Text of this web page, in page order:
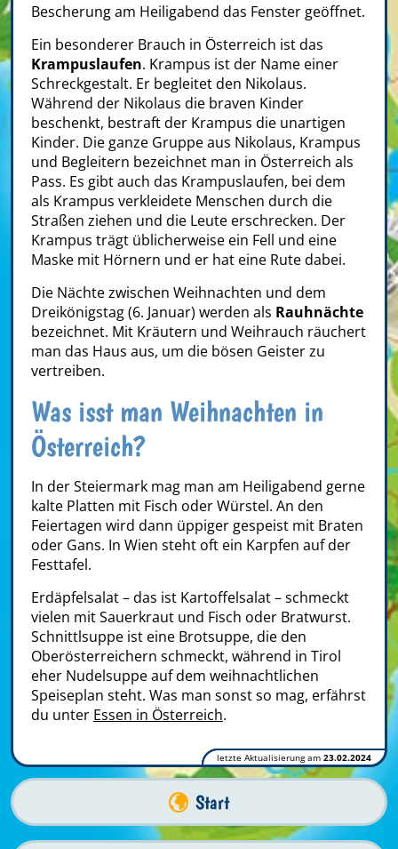
Bescherung am Heiligabend das Fenster geöffnet.
Ein besonderer Brauch in Österreich ist das
Krampuslaufen. Krampus ist der Name einer
Schreckgestalt. Er begleitet den Nikolaus.
Während der Nikolaus die braven Kinder
beschenkt, bestraft der Krampus die unartigen
Kinder. Die ganze Gruppe aus Nikolaus, Krampus
und Begleitern bezeichnet man in Österreich als
Pass. Es gibt auch das Krampuslaufen, bei dem
als Krampus verkleidete Menschen durch die
Straßen ziehen und die Leute erschrecken. Der
Krampus trägt üblicherweise ein Fell und eine
Maske mit Hörnern und er hat eine Rute dabei.
Die Nächte zwischen Weihnachten und dem
Dreikönigstag (6. Januar) werden als Rauhnächte
bezeichnet. Mit Kräutern und Weihrauch räuchert
man das Haus aus, um die bösen Geister zu
vertreiben.
Was isst man Weihnachten in
Österreich?
In der Steiermark mag man am Heiligabend gerne
kalte Platten mit Fisch oder Würstel. An den
Feiertagen wird dann üppiger gespeist mit Braten
oder Gans. In Wien steht oft ein Karpfen auf der
Festtafel.
Erdäpfelsalat – das ist Kartoffelsalat – schmeckt
vielen mit Sauerkraut und Fisch oder Bratwurst.
Schnittlsuppe ist eine Brotsuppe, die den
Oberösterreichern schmeckt, während in Tirol
eher Nudelsuppe auf dem weihnachtlichen
Speiseplan steht. Was man sonst so mag, erfährst
du unter Essen in Österreich.
letzte Aktualisierung am 23.02.2024
Start